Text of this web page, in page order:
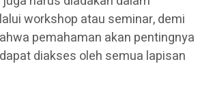
workshop atau seminar, demi
pemahaman akan pentingnya
diakses oleh semua lapisan